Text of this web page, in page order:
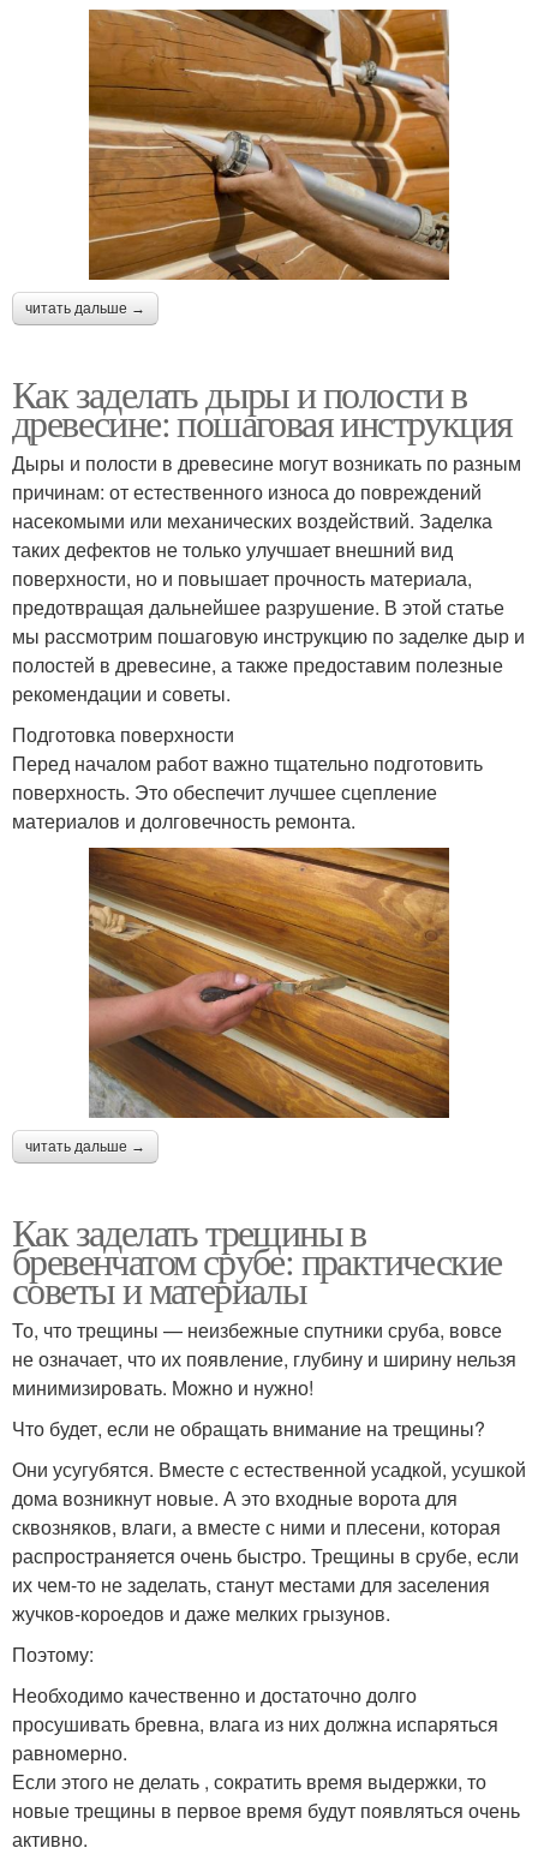
читать дальше →
Как заделать дыры и полости в
древесине: пошаговая инструкция
Дыры и полости в древесине могут возникать по разным
причинам: от естественного износа до повреждений
насекомыми или механических воздействий. Заделка
таких дефектов не только улучшает внешний вид
поверхности, но и повышает прочность материала,
предотвращая дальнейшее разрушение. В этой статье
мы рассмотрим пошаговую инструкцию по заделке дыр и
полостей в древесине, а также предоставим полезные
рекомендации и советы.
Подготовка поверхности
Перед началом работ важно тщательно подготовить
поверхность. Это обеспечит лучшее сцепление
материалов и долговечность ремонта.
читать дальше →
Как заделать трещины в
бревенчатом срубе: практические
советы и материалы
То, что трещины — неизбежные спутники сруба, вовсе
не означает, что их появление, глубину и ширину нельзя
минимизировать. Можно и нужно!
Что будет, если не обращать внимание на трещины?
Они усугубятся. Вместе с естественной усадкой, усушкой
дома возникнут новые. А это входные ворота для
сквозняков, влаги, а вместе с ними и плесени, которая
распространяется очень быстро. Трещины в срубе, если
их чем-то не заделать, станут местами для заселения
жучков-короедов и даже мелких грызунов.
Поэтому:
Необходимо качественно и достаточно долго
просушивать бревна, влага из них должна испаряться
равномерно.
Если этого не делать , сократить время выдержки, то
новые трещины в первое время будут появляться очень
активно.